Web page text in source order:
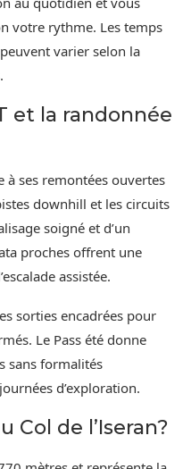
votre rythme. Les temps
varier selon la
et la randonnée
à ses remontées ouvertes
downhill et les circuits
soigné et d’un
proches offrent une
assistée.
sorties encadrées pour
Le Pass été donne
sans formalités
d’exploration.
Col de l’Iseran?